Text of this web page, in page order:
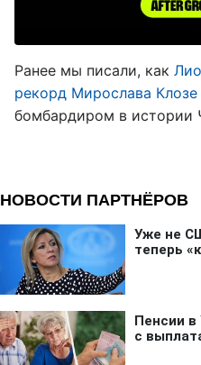
Ранее мы писали, как
рекорд Мирослава Клозе
бомбардиром в истории